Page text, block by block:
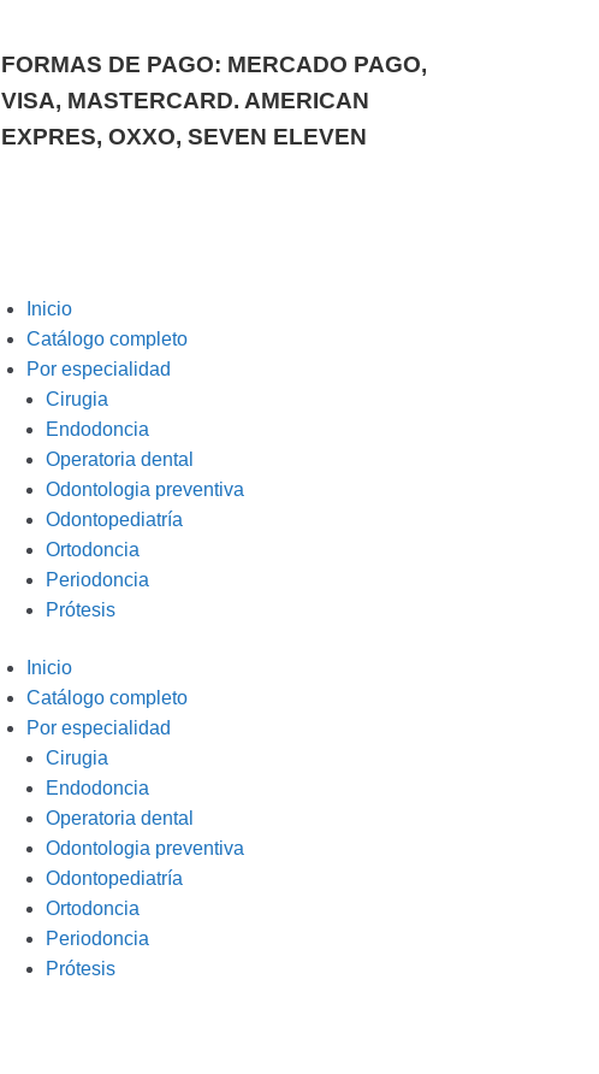
FORMAS DE PAGO: MERCADO PAGO,
VISA, MASTERCARD. AMERICAN
EXPRES, OXXO, SEVEN ELEVEN
Inicio
Catálogo completo
Por especialidad
Cirugia
Endodoncia
Operatoria dental
Odontologia preventiva
Odontopediatría
Ortodoncia
Periodoncia
Prótesis
Inicio
Catálogo completo
Por especialidad
Cirugia
Endodoncia
Operatoria dental
Odontologia preventiva
Odontopediatría
Ortodoncia
Periodoncia
Prótesis